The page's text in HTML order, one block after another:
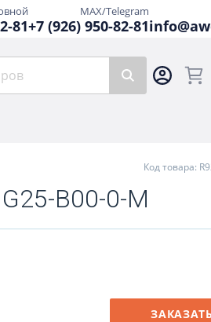
81+7 (926) 950-82-81
MAX/Telegram
Код товара:
B00-0-M